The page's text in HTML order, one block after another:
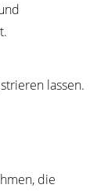
lassen.
die